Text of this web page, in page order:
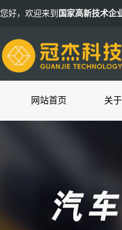
您好，欢迎来到 国家高新技术企
网站首页 关